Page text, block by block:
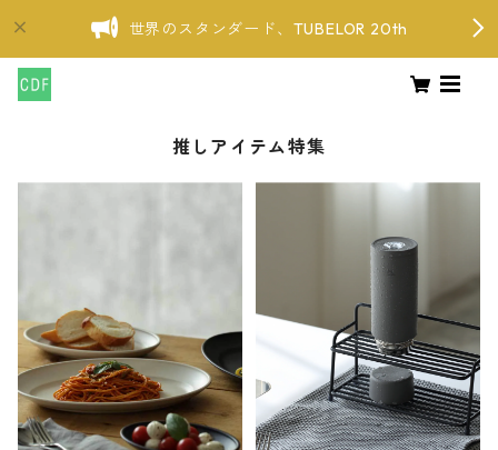
世界のスタンダード、TUBELOR 20th
推しアイテム特集